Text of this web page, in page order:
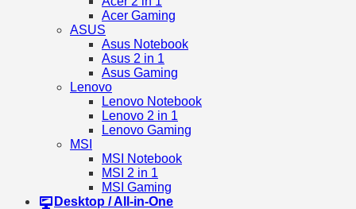
Acer Gaming
ASUS
Asus Notebook
Asus 2 in 1
Asus Gaming
Lenovo
Lenovo Notebook
Lenovo 2 in 1
Lenovo Gaming
MSI
MSI Notebook
MSI 2 in 1
MSI Gaming
Desktop / All-in-One